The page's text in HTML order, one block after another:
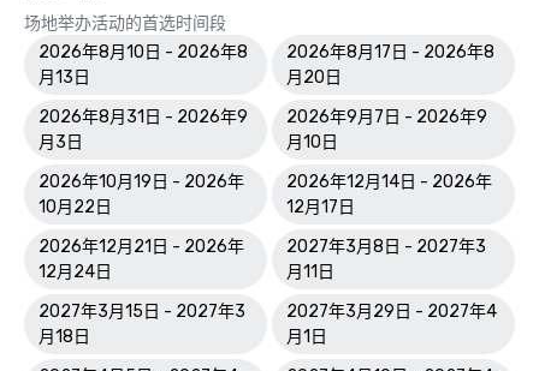
场地举办活动的首选时间段
2026年8月10日 - 2026年8
月13日
2026年8月17日 - 2026年8
月20日
2026年8月31日 - 2026年9
月3日
2026年9月7日 - 2026年9
月10日
2026年10月19日 - 2026年
10月22日
2026年12月14日 - 2026年
12月17日
2026年12月21日 - 2026年
12月24日
2027年3月8日 - 2027年3
月11日
2027年3月15日 - 2027年3
月18日
2027年3月29日 - 2027年4
月1日